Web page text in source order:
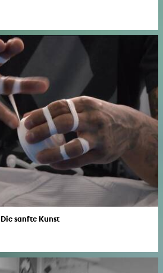
Die sanfte Kunst